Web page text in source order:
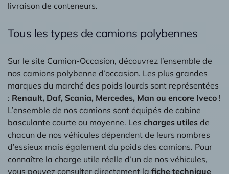
livraison de conteneurs.
Tous les types de camions polybennes
Sur le site Camion-Occasion, découvrez l’ensemble de
nos camions polybenne d’occasion. Les plus grandes
marques du marché des poids lourds sont représentées
: Renault, Daf, Scania, Mercedes, Man ou encore Iveco !
L’ensemble de nos camions sont équipés de cabine
basculante courte ou moyenne. Les charges utiles de
chacun de nos véhicules dépendent de leurs nombres
d’essieux mais également du poids des camions. Pour
connaître la charge utile réelle d’un de nos véhicules,
vous pouvez consulter directement la fiche technique